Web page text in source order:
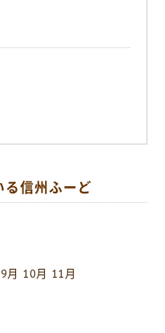
る信州ふーど
9月 10月 11月